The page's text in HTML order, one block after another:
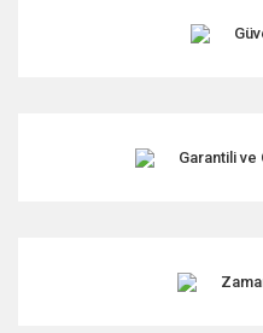
Ürün fiyatı diğer sitelerden
Garantili